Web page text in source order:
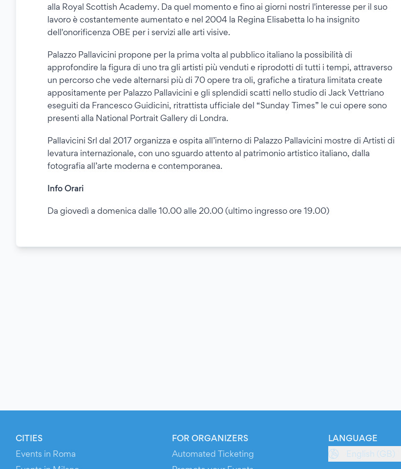
alla Royal Scottish Academy. Da quel momento e fino ai giorni nostri l'interesse per il suo
lavoro è costantemente aumentato e nel 2004 la Regina Elisabetta lo ha insignito
dell'onorificenza OBE per i servizi alle arti visive.
Palazzo Pallavicini propone per la prima volta al pubblico italiano la possibilità di
approfondire la figura di uno tra gli artisti più venduti e riprodotti di tutti i tempi, attraverso
un percorso che vede alternarsi più di 70 opere tra oli, grafiche a tiratura limitata create
appositamente per Palazzo Pallavicini e gli splendidi scatti nello studio di Jack Vettriano
eseguiti da Francesco Guidicini, ritrattista ufficiale del “Sunday Times” le cui opere sono
presenti alla National Portrait Gallery di Londra.
Pallavicini Srl dal 2017 organizza e ospita all’interno di Palazzo Pallavicini mostre di Artisti di
levatura internazionale, con uno sguardo attento al patrimonio artistico italiano, dalla
fotografia all’arte moderna e contemporanea.
Info Orari
Da giovedì a domenica dalle 10.00 alle 20.00 (ultimo ingresso ore 19.00)
CITIES
Events in Roma
FOR ORGANIZERS
Automated Ticketing
LANGUAGE
English (GB)